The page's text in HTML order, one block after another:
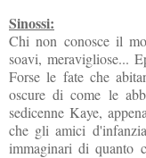
Sinossi:
Chi non conosce il
soavi, meravigliose...
Forse le fate che
oscure di come le
sedicenne Kaye,
che gli amici
immaginari di quanto